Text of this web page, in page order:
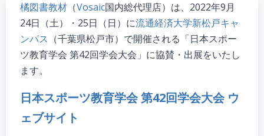
橘図書教材 （Vosaic国内総代理店）は、2022年9月
24日（土）・25日（日）に流通経済大学新松戸キャ
ンパス （千葉県松戸市）で開催される「日本スポー
ツ教育学会 第42回学会大会」に協賛・出展をいたし
ます。
日本スポーツ教育学会 第42回学会大会 ウ
ェブサイト